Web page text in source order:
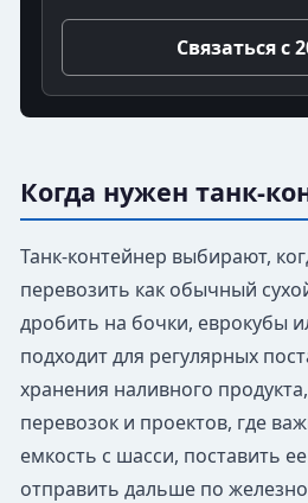
Связаться с
Когда нужен танк-
Танк-контейнер выбирают,
перевозить как обычный
дробить на бочки, еврокубы
подходит для регулярных
хранения наливного
перевозок и проектов, где
емкость с шасси, поставить
отправить дальше по